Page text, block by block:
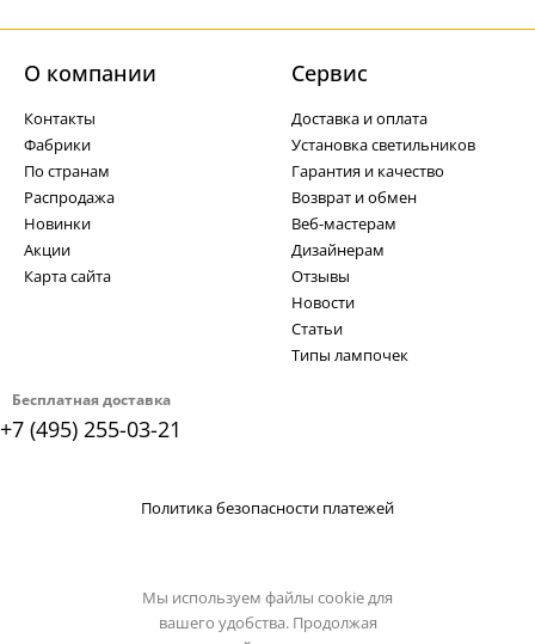
Бесплатная доставка
+7 (495) 255-03-21
О компании
Контакты
Фабрики
По странам
Распродажа
Новинки
Акции
Карта сайта
Cервис
Доставка и оплата
Установка светильников
Гарантия и качество
Возврат и обмен
Веб-мастерам
Дизайнерам
Отзывы
Новости
Статьи
Типы лампочек
Политика безопасности платежей
Мы используем файлы cookie для
вашего удобства. Продолжая